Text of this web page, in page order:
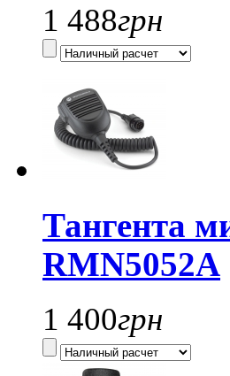
1 488грн
Тангента
RMN5052A
1 400грн